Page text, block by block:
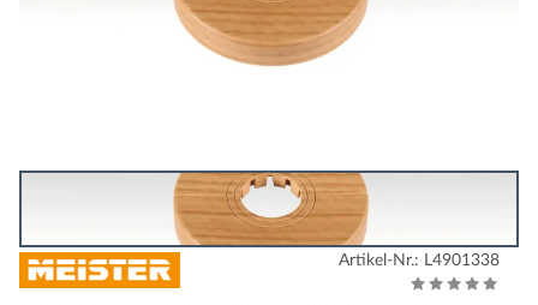
Artikel-Nr.: L4901338